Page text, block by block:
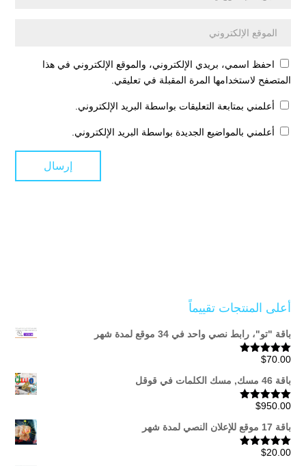
احفظ اسمي، بريدي الإلكتروني، والموقع الإلكتروني في هذا
المتصفح لاستخدامها المرة المقبلة في تعليقي.
أعلمني بمتابعة التعليقات بواسطة البريد الإلكتروني.
أعلمني بالمواضيع الجديدة بواسطة البريد الإلكتروني.
أعلى المنتجات تقييماً
باقة "تو"، رابط نصي واحد في 34 موقع لمدة شهر
تم التقييم
$70.00
باقة 46 مسك, مسك الكلمات في قوقل
تم التقييم
$950.00
باقة 17 موقع للإعلان النصي لمدة شهر
تم التقييم
$20.00